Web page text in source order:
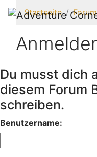
Startseite Forum
Du musst dich
diesem Forum
schreiben.
Benutzername: